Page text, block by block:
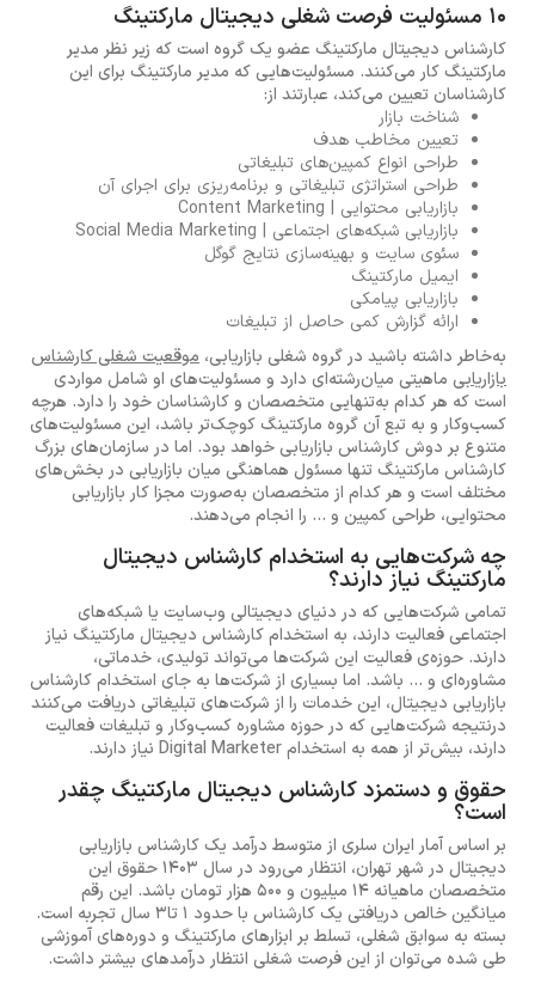
10 مسئولیت فرصت شغلی دیجیتال مارکتینگ
کارشناس دیجیتال مارکتینگ عضو یک گروه است که زیر نظر مدیر
مارکتینگ کار می‌کنند. مسئولیت‌هایی که مدیر مارکتینگ برای این
کارشناسان تعیین می‌کند، عبارتند از:
شناخت بازار
تعیین مخاطب هدف
طراحی انواع کمپین‌های تبلیغاتی
طراحی استراتژی تبلیغاتی و برنامه‌ریزی برای اجرای آن
بازاریابی محتوایی | Content Marketing
بازاریابی شبکه‌های اجتماعی | Social Media Marketing
سئوی سایت و بهینه‌سازی نتایج گوگل
ایمیل مارکتینگ
بازاریابی پیامکی
ارائه گزارش کمی حاصل از تبلیغات
به‌خاطر داشته باشید در گروه شغلی بازاریابی، موقعیت شغلی کارشناس
بازاریابی ماهیتی میان‌رشته‌ای دارد و مسئولیت‌های او شامل مواردی
است که هر کدام به‌تنهایی متخصصان و کارشناسان خود را دارد. هرچه
کسب‌وکار و به تبع آن گروه مارکتینگ کوچک‌تر باشد، این مسئولیت‌های
متنوع بر دوش کارشناس بازاریابی خواهد بود. اما در سازمان‌های بزرگ
کارشناس مارکتینگ تنها مسئول هماهنگی میان بازاریابی در بخش‌های
مختلف است و هر کدام از متخصصان به‌صورت مجزا کار بازاریابی
محتوایی، طراحی کمپین و ... را انجام می‌دهند.
چه شرکت‌هایی به استخدام کارشناس دیجیتال
مارکتینگ نیاز دارند؟
تمامی شرکت‌هایی که در دنیای دیجیتالی وب‌سایت یا شبکه‌های
اجتماعی فعالیت دارند، به استخدام کارشناس دیجیتال مارکتینگ نیاز
دارند. حوزه‌ی فعالیت این شرکت‌ها می‌تواند تولیدی، خدماتی،
مشاوره‌ای و ... باشد. اما بسیاری از شرکت‌ها به جای استخدام کارشناس
بازاریابی دیجیتال، این خدمات را از شرکت‌های تبلیغاتی دریافت می‌کنند
درنتیجه شرکت‌هایی که در حوزه مشاوره کسب‌وکار و تبلیغات فعالیت
دارند، بیش‌تر از همه به استخدام Digital Marketer نیاز دارند.
حقوق و دستمزد کارشناس دیجیتال مارکتینگ چقدر
است؟
بر اساس آمار ایران سلری از متوسط درآمد یک کارشناس بازاریابی
دیجیتال در شهر تهران، انتظار می‌رود در سال 1403 حقوق این
متخصصان ماهیانه 14 میلیون و 500 هزار تومان باشد. این رقم
میانگین خالص دریافتی یک کارشناس با حدود 1 تا3 سال تجربه است.
بسته به سوابق شغلی، تسلط بر ابزارهای مارکتینگ و دوره‌های آموزشی
طی شده می‌توان از این فرصت شغلی انتظار درآمدهای بیشتر داشت.